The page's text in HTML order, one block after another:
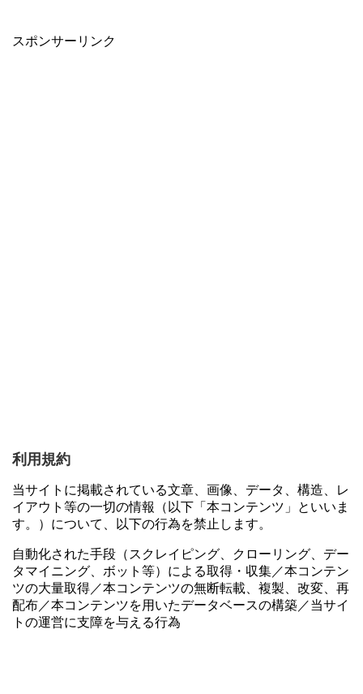
スポンサーリンク
利用規約
当サイトに掲載されている文章、画像、データ、構造、レ
イアウト等の一切の情報（以下「本コンテンツ」といいま
す。）について、以下の行為を禁止します。
自動化された手段（スクレイピング、クローリング、デー
タマイニング、ボット等）による取得・収集／本コンテン
ツの大量取得／本コンテンツの無断転載、複製、改変、再
配布／本コンテンツを用いたデータベースの構築／当サイ
トの運営に支障を与える行為